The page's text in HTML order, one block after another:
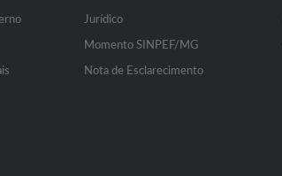
Jurídico
Momento SINPEF/MG
Nota de Esclarecimento